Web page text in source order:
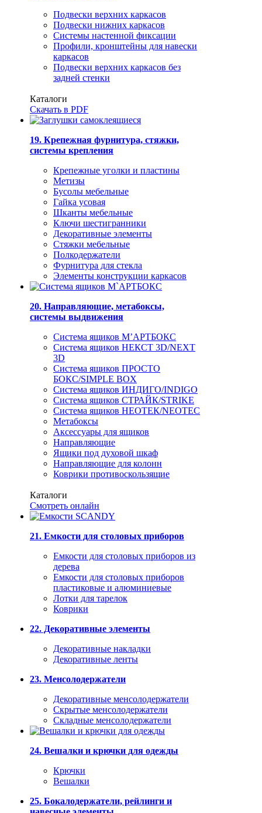
Подвески верхних каркасов
Подвески нижних каркасов
Системы настенной фиксации
Профили, кронштейны для навески
каркасов
Подвески верхних каркасов без
задней стенки
Каталоги
Скачать в PDF
19. Крепежная фурнитура, стяжки,
системы крепления
Крепежные уголки и пластины
Метизы
Бусолы мебельные
Гайка усовая
Шканты мебельные
Ключи шестигранники
Декоративные элементы
Стяжки мебельные
Полкодержатели
Фурнитура для стекла
Элементы конструкции каркасов
20. Направляющие, метабоксы,
системы выдвижения
Система ящиков М’АРТБОКС
Система ящиков НЕКСТ 3D/NEXT
3D
Система ящиков ПРОСТО
БОКС/SIMPLE BOX
Система ящиков ИНДИГО/INDIGO
Система ящиков СТРАЙК/STRIKE
Система ящиков НЕОТЕК/NEOTEC
Метабоксы
Аксессуары для ящиков
Направляющие
Ящики под духовой шкаф
Направляющие для колонн
Коврики противоскользящие
Каталоги
Смотреть онлайн
21. Емкости для столовых приборов
Емкости для столовых приборов из
дерева
Емкости для столовых приборов
пластиковые и алюминиевые
Лотки для тарелок
Коврики
22. Декоративные элементы
Декоративные накладки
Декоративные ленты
23. Менсолодержатели
Декоративные менсолодержатели
Скрытые менсолодержатели
Складные менсолодержатели
24. Вешалки и крючки для одежды
Крючки
Вешалки
25. Бокалодержатели, рейлинги и